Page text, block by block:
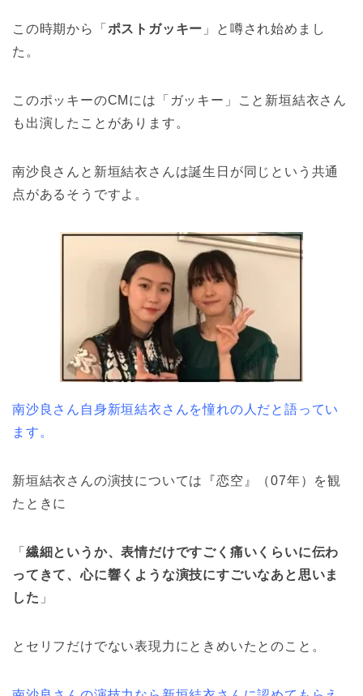
この時期から「 ポストガッキー 」と噂され始めまし
た。
このポッキーのCMには「ガッキー」こと新垣結衣さん
も出演したことがあります。
南沙良さんと新垣結衣さんは誕生日が同じという共通
点があるそうですよ。
南沙良さん自身新垣結衣さんを憧れの人だと語ってい
ます。
新垣結衣さんの演技については『恋空』（07年）を観
たときに
「 繊細というか、表情だけですごく痛いくらいに伝わ
ってきて、心に響くような演技にすごいなあと思いま
した 」
とセリフだけでない表現力にときめいたとのこと。